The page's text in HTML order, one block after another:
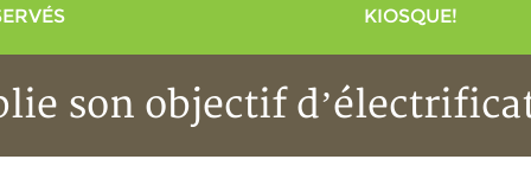
KIOSQUE!
son objectif